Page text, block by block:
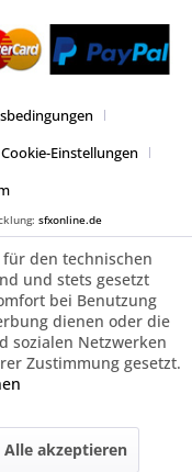
Cookie-Einstellungen
sfxonline.de
für den technischen
und stets gesetzt
bei Benutzung
dienen oder die
sozialen Netzwerken
Zustimmung gesetzt.
Alle akzeptieren